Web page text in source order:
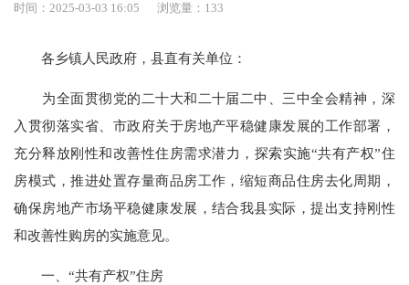
时间：2025-03-03 16:05 浏览量： 133
各乡镇人民政府，县直有关单位：
为全面贯彻党的二十大和二十届二中、三中全会精神，深
入贯彻落实省、市政府关于房地产平稳健康发展的工作部署，
充分释放刚性和改善性住房需求潜力，探索实施“共有产权”住
房模式，推进处置存量商品房工作，缩短商品住房去化周期，
确保房地产市场平稳健康发展，结合我县实际，提出支持刚性
和改善性购房的实施意见。
一、“共有产权”住房